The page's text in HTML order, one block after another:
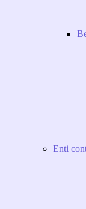
Enti